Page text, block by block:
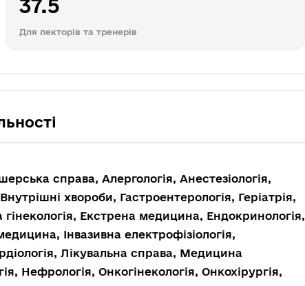
37.5
Для лекторів та тренерів
справа, Алергологія, Анестезіологія,
хвороби, Гастроентерологія, Геріатрія,
гінекологія, Екстрена медицина, Ендокринологія,
Інвазивна електрофізіологія,
Лікувальна справа, Медицина
Нефрологія, Онкогінекологія, Онкохірургія,